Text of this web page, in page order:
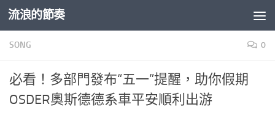
Skip to content
流浪的節奏
SONG 0
必看！多部門發布“五一”提醒，助你假期
OSDER奧斯德德系車平安順利出游